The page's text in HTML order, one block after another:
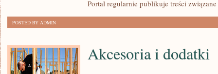
Portal regularnie publikuje treści
POSTED BY ADMIN
Akcesoria i dodatki